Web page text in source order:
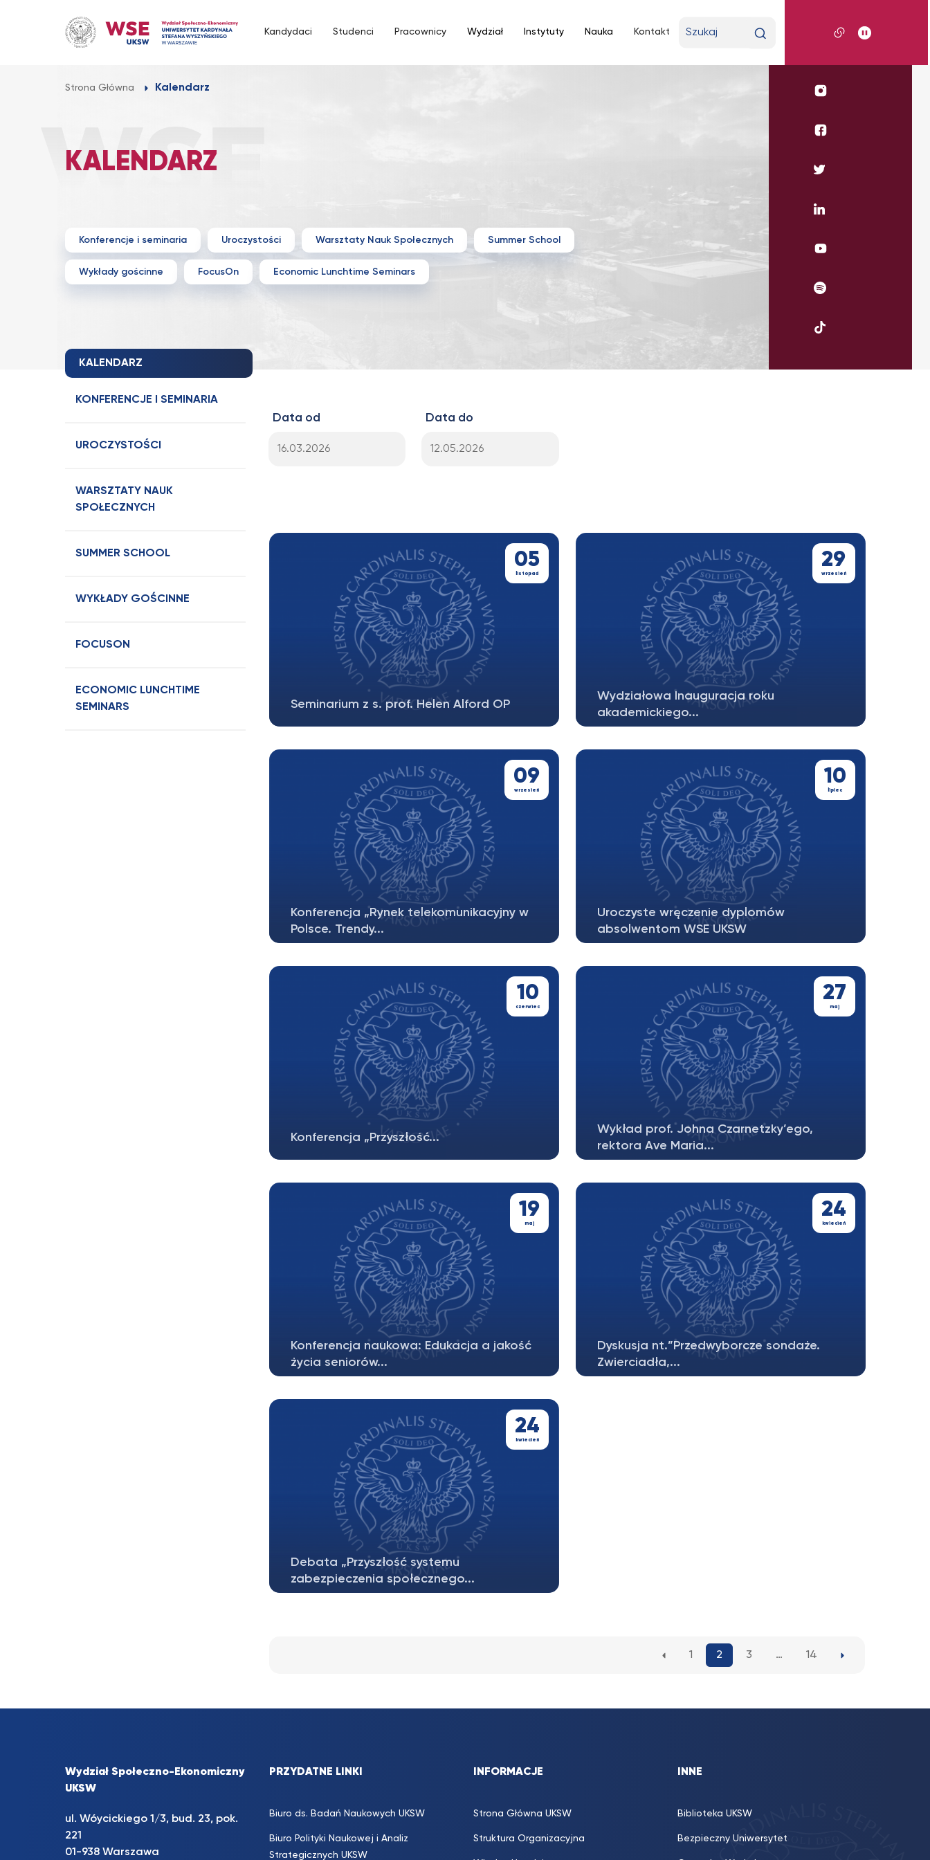
Kandydaci Studenci Pracownicy Wydział Instytuty Nauka Kontakt
wyszukiwaną
Strona Główna Kalendarz
KALENDARZ
Konferencje i seminaria Uroczystości Warsztaty Nauk Społecznych Summer School
Wykłady gościnne FocusOn Economic Lunchtime Seminars
Profil
Profil
Profil
Profil
Linkedin
UKSW
UKSW
UKSW
KALENDARZ
KONFERENCJE I SEMINARIA
UROCZYSTOŚCI
WARSZTATY NAUK
SPOŁECZNYCH
SUMMER SCHOOL
WYKŁADY GOŚCINNE
FOCUSON
ECONOMIC LUNCHTIME
SEMINARS
Data od Data do
05
listopad
Seminarium z s. prof. Helen Alford OP
Helen Alford OP pt. The Divided...
29
wrzesień
Wydziałowa Inauguracja roku
akademickiego...
09
wrzesień
Konferencja „Rynek telekomunikacyjny w
Polsce. Trendy...
10
lipiec
Uroczyste wręczenie dyplomów
absolwentom WSE UKSW
10
czerwiec
Konferencja „Przyszłość...
(wtorek), w godz. 9.15 – 16.30,...
27
maj
Wykład prof. Johna Czarnetzky’ego,
rektora Ave Maria...
Czarnetzky’ego, rektora Ave Maria School of...
19
maj
Konferencja naukowa: Edukacja a jakość
życia seniorów...
podnoszeniu jakości ich życia, wpływając...
24
kwiecień
Dyskusja nt.”Przedwyborcze sondaże.
Zwierciadła,...
24
kwiecień
Debata „Przyszłość systemu
zabezpieczenia społecznego...
1 2 3 … 14
Wydział Społeczno-Ekonomiczny
UKSW
ul. Wóycickiego 1/3, bud. 23, pok.
221
01-938 Warszawa
PRZYDATNE LINKI
Biuro ds. Badań Naukowych UKSW
Biuro Polityki Naukowej i Analiz
Strategicznych UKSW
INFORMACJE
Strona Główna UKSW
Struktura Organizacyjna
INNE
Biblioteka UKSW
Bezpieczny Uniwersytet